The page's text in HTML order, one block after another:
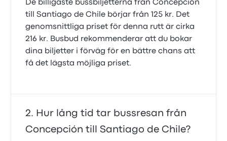
De billigaste bussbiljetterna från Concepción
till Santiago de Chile börjar från 125 kr. Det
genomsnittliga priset för denna rutt är cirka
216 kr. Busbud rekommenderar att du bokar
dina biljetter i förväg för en bättre chans att
få det lägsta möjliga priset.
Hur lång tid tar bussresan från
Concepción till Santiago de Chile?